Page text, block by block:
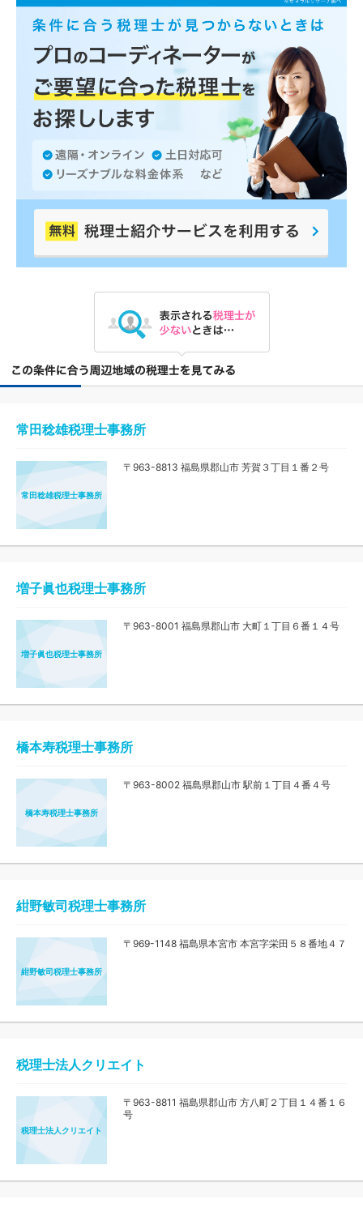
常田稔雄税理士事務所
常田稔雄税理士事務所
〒963-8813 福島県郡山市 芳賀３丁目１番２号
増子眞也税理士事務所
増子眞也税理士事務所
〒963-8001 福島県郡山市 大町１丁目６番１４号
橋本寿税理士事務所
橋本寿税理士事務所
〒963-8002 福島県郡山市 駅前１丁目４番４号
紺野敏司税理士事務所
紺野敏司税理士事務所
〒969-1148 福島県本宮市 本宮字栄田５８番地４７
税理士法人クリエイト
税理士法人クリエイト
〒963-8811 福島県郡山市 方八町２丁目１４番１６
号